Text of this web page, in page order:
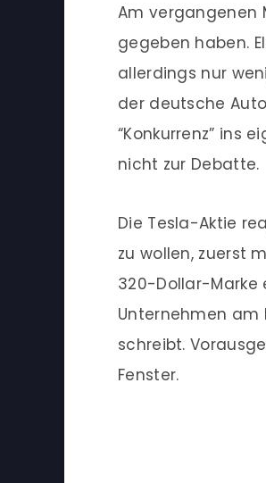
Am vergangenen
gegeben haben.
allerdings nur
der deutsche
“Konkurrenz” ins
nicht zur Debatte.
Die Tesla-Aktie
zu wollen, zuerst
320-Dollar-Marke
Unternehmen am
schreibt.
Fenster.